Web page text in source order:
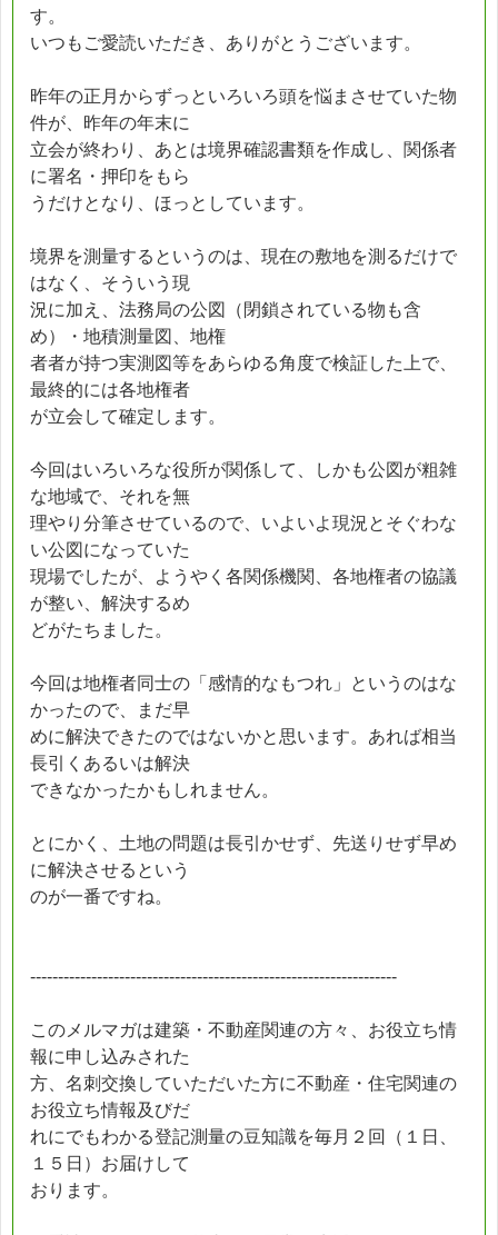
す。
いつもご愛読いただき、ありがとうございます。
昨年の正月からずっといろいろ頭を悩まさせていた物
件が、昨年の年末に
立会が終わり、あとは境界確認書類を作成し、関係者
に署名・押印をもら
うだけとなり、ほっとしています。
境界を測量するというのは、現在の敷地を測るだけで
はなく、そういう現
況に加え、法務局の公図（閉鎖されている物も含
め）・地積測量図、地権
者者が持つ実測図等をあらゆる角度で検証した上で、
最終的には各地権者
が立会して確定します。
今回はいろいろな役所が関係して、しかも公図が粗雑
な地域で、それを無
理やり分筆させているので、いよいよ現況とそぐわな
い公図になっていた
現場でしたが、ようやく各関係機関、各地権者の協議
が整い、解決するめ
どがたちました。
今回は地権者同士の「感情的なもつれ」というのはな
かったので、まだ早
めに解決できたのではないかと思います。あれば相当
長引くあるいは解決
できなかったかもしれません。
とにかく、土地の問題は長引かせず、先送りせず早め
に解決させるという
のが一番ですね。
------------------------------------------------------------------
このメルマガは建築・不動産関連の方々、お役立ち情
報に申し込みされた
方、名刺交換していただいた方に不動産・住宅関連の
お役立ち情報及びだ
れにでもわかる登記測量の豆知識を毎月２回（１日、
１５日）お届けして
おります。